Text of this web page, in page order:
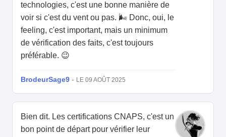
technologies, c'est une bonne manière de
voir si c'est du vent ou pas. 🌬️ Donc, oui, le
feeling, c'est important, mais un minimum
de vérification des faits, c'est toujours
préférable. 😉
BrodeurSage9 - LE 09 AOÛT 2025
Bien dit. Les certifications CNAPS, c'est un
bon point de départ pour vérifier leur